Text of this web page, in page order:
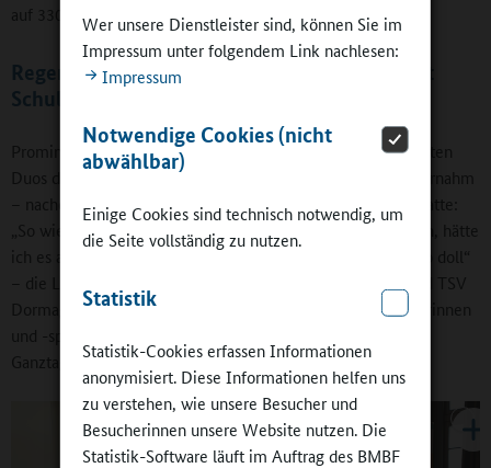
Wer unsere Dienstleister sind, können Sie im
Impressum unter folgendem Link nachlesen:
Impressum
Notwendige Cookies (nicht
abwählbar)
Einige Cookies sind technisch notwendig, um
die Seite vollständig zu nutzen.
Statistik
Statistik-Cookies erfassen Informationen
anonymisiert. Diese Informationen helfen uns
zu verstehen, wie unsere Besucher und
Besucherinnen unsere Website nutzen. Die
Statistik-Software läuft im Auftrag des BMBF
auf 330.
Regenbogenschule Dormagen: Fechten macht
Schule
Prominenz gab sich bei der Auszeichnung des zweitplatzierten
Duos die Ehre. Bob-Olympiasiegerin Mariama Jamanka übernahm
– nachdem sie rückblickend auf ihre Schulzeit gestanden hatte:
„So wie heute Schulen und Sportvereine zusammenarbeiten, hätte
ich es auch gerne erlebt. Bei mir war der Schulsport nicht so doll“
– die Laudatio. Am Miteinander von Regenbogenschule und TSV
Dormagen 1920 gefiel ihr besonders, dass Leistungssportlerinnen
und -sportler in den Nachmittagsunterricht der Offenen
Ganztagsschule integriert werden.